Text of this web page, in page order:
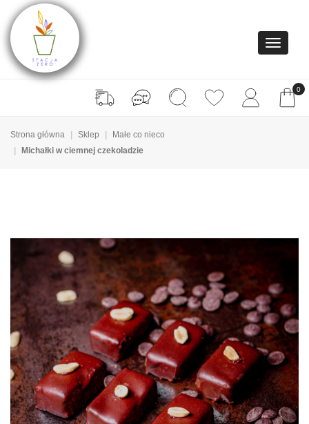
0
Strona główna Sklep
Małe co nieco
Michałki w ciemnej czekoladzie